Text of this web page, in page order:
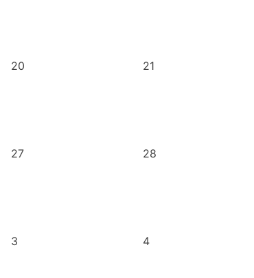
20 21
27 28
3 4